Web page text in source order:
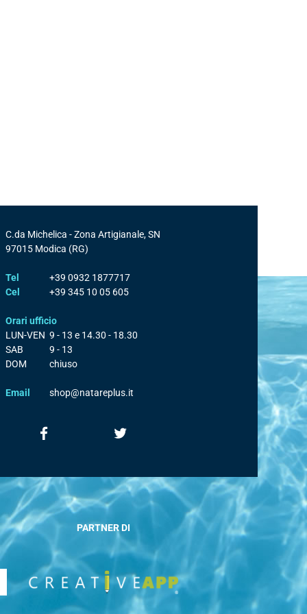
C.da Michelica - Zona Artigianale, SN
97015 Modica (RG)
Tel
+39 0932 1877717
Cel
+39 345 10 05 605
Orari ufficio
LUN-VEN 9 - 13 e 14.30 - 18.30
SAB
9 - 13
DOM
chiuso
Email shop@natareplus.it
PARTNER DI